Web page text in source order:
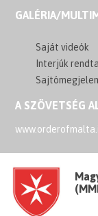
GALÉRIA/
Saját videók
Interjúk
A SZÖVETSÉG